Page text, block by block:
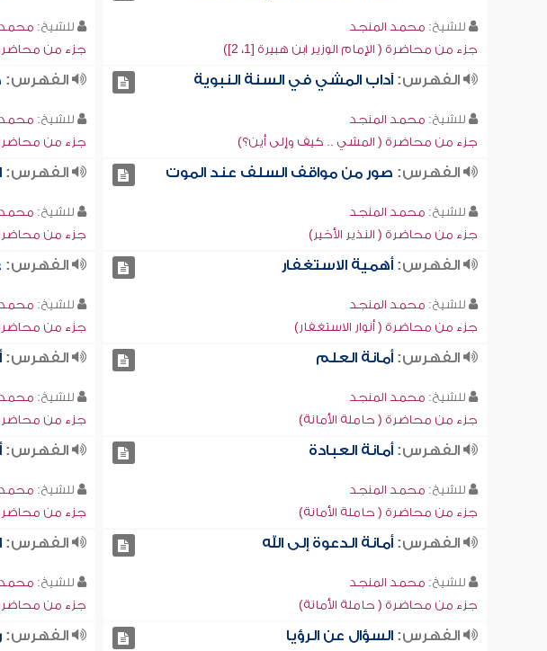
للشيخ: محمد المنجد
جزء من محاضرة ( الإمام الوزير ابن هبيرة [1، 2])
للشيخ: محمد
جزء من
الفهرس:آداب المشي في السنة النبوية
للشيخ: محمد المنجد
جزء من محاضرة ( المشي .. كيف وإلى أين؟)
الفهرس:
للشيخ: محمد
جزء من
الفهرس: صور من مواقف السلف عند الموت
للشيخ: محمد المنجد
جزء من محاضرة ( النذير الأخير)
الفهرس:
للشيخ: محمد
جزء من
الفهرس:أهمية الاستغفار
للشيخ: محمد المنجد
جزء من محاضرة ( أنوار الاستغفار)
الفهرس:
للشيخ: محمد
جزء من
الفهرس:أمانة العلم
للشيخ: محمد المنجد
جزء من محاضرة ( حاملة الأمانة)
الفهرس:
للشيخ: محمد
جزء من محاضرة
الفهرس:أمانة العبادة
للشيخ: محمد المنجد
جزء من محاضرة ( حاملة الأمانة)
الفهرس:
للشيخ: محمد
جزء من محاضرة
الفهرس:أمانة الدعوة إلى الله
للشيخ: محمد المنجد
جزء من محاضرة ( حاملة الأمانة)
الفهرس:
للشيخ: محمد
جزء من محاضرة
الفهرس:السؤال عن الرؤيا الفهرس: